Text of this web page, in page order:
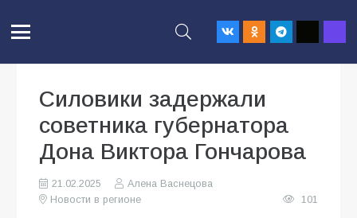
Силовики задержали
советника губернатора
Дона Виктора Гончарова
21.02.2025
Алена Васнецова
Новости в регионе
101